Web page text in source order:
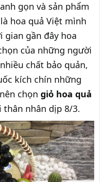
gọn và sản phẩm
hoa quả Việt mình
gần đây hoa
của những người
chất bảo quản,
kích chín những
chọn giỏ hoa quả
thân nhân dịp 8/3.